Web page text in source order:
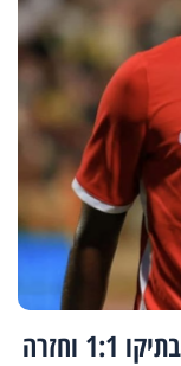
מסובכים, שוב: מ.ס אשדוד סיימה בתיקו 1:1 וחזרה